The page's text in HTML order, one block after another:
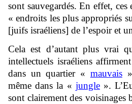
sont sauvegardés. En effet,
« endroits les plus appropriés
[juifs israéliens] de l’espoir et
Cela est d’autant plus vrai
intellectuels israéliens
dans un quartier « mauvais»
même dans la « jungle».
sont clairement des voisinages